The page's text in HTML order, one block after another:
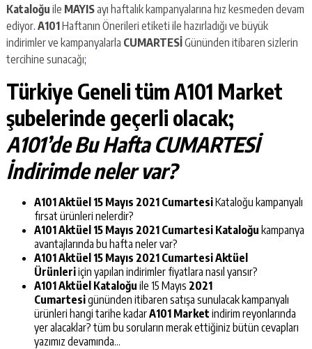
Kataloğu ile MAYISayı haftalık kampanyalarına hız kesmeden devam
ediyor. A101Haftanın Önerileri etiketi ile hazırladığı ve büyük
indirimler ve kampanyalarla CUMARTESİGününden itibaren sizlerin
tercihine sunacağı;
Türkiye Geneli tüm A101 Market
şubelerinde geçerli olacak;
A101’de Bu Hafta CUMARTESİ
İndirimde neler var?
A101 Aktüel 15 Mayıs 2021 CumartesiKataloğu kampanyalı
fırsat ürünleri nelerdir?
A101 Aktüel 15 Mayıs 2021 Cumartesi Kataloğu kampanya
avantajlarında bu hafta neler var?
A101 Aktüel 15 Mayıs 2021 Cumartesi Aktüel
Ürünleriiçin yapılan indirimler fiyatlara nasıl yansır?
A101 Aktüel Kataloğu ile 15 Mayıs 2021
Cumartesigününden itibaren satışa sunulacak kampanyalı
ürünleri hangi tarihe kadarA101 Market indirim reyonlarında
yer alacaklar? tüm bu soruların merak ettiğiniz bütün cevapları
yazımız devamında…